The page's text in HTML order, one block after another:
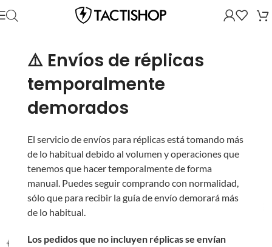
⚠️ Envíos de réplicas
temporalmente
demorados
El servicio de envíos para réplicas está tomando más
de lo habitual debido al volumen y operaciones que
tenemos que hacer temporalmente de forma
manual. Puedes seguir comprando con normalidad,
sólo que para recibir la guía de envío demorará más
de lo habitual.
Los pedidos que no incluyen réplicas se envían